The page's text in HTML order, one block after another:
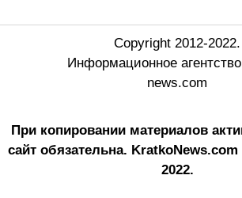
Copyright 2012-2022.
Информационное
news.com
При копировании материалов
сайт обязательна.
2022.